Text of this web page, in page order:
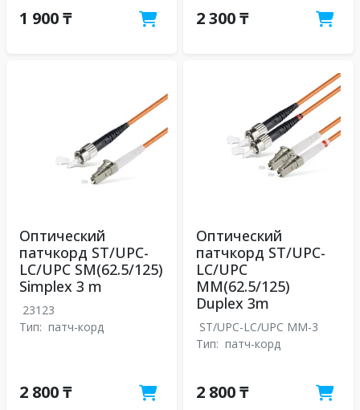
1 900 ₸ 2 300 ₸
Оптический
патчкорд ST/UPC-
LC/UPC SM(62.5/125)
Simplex 3 m
23123
Тип: патч-корд
2 800 ₸
Оптический
патчкорд ST/UPC-
LC/UPC
MM(62.5/125)
Duplex 3m
ST/UPC-LC/UPC MM-3
Тип: патч-корд
2 800 ₸